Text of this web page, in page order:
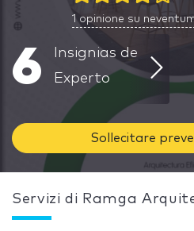
1 opinione su
6
Insignias de
Experto
Sollecitare
Servizi di Ramga